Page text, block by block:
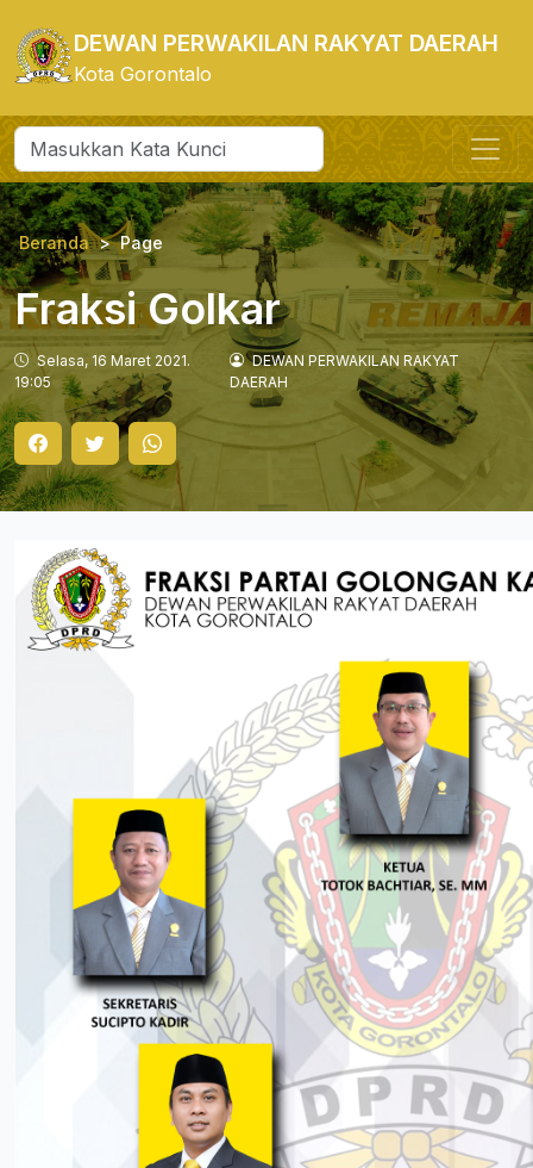
DEWAN PERWAKILAN RAKYAT DAERAH
Kota Gorontalo
Beranda Page
Fraksi Golkar
Selasa, 16 Maret 2021.
19:05
DEWAN PERWAKILAN RAKYAT
DAERAH